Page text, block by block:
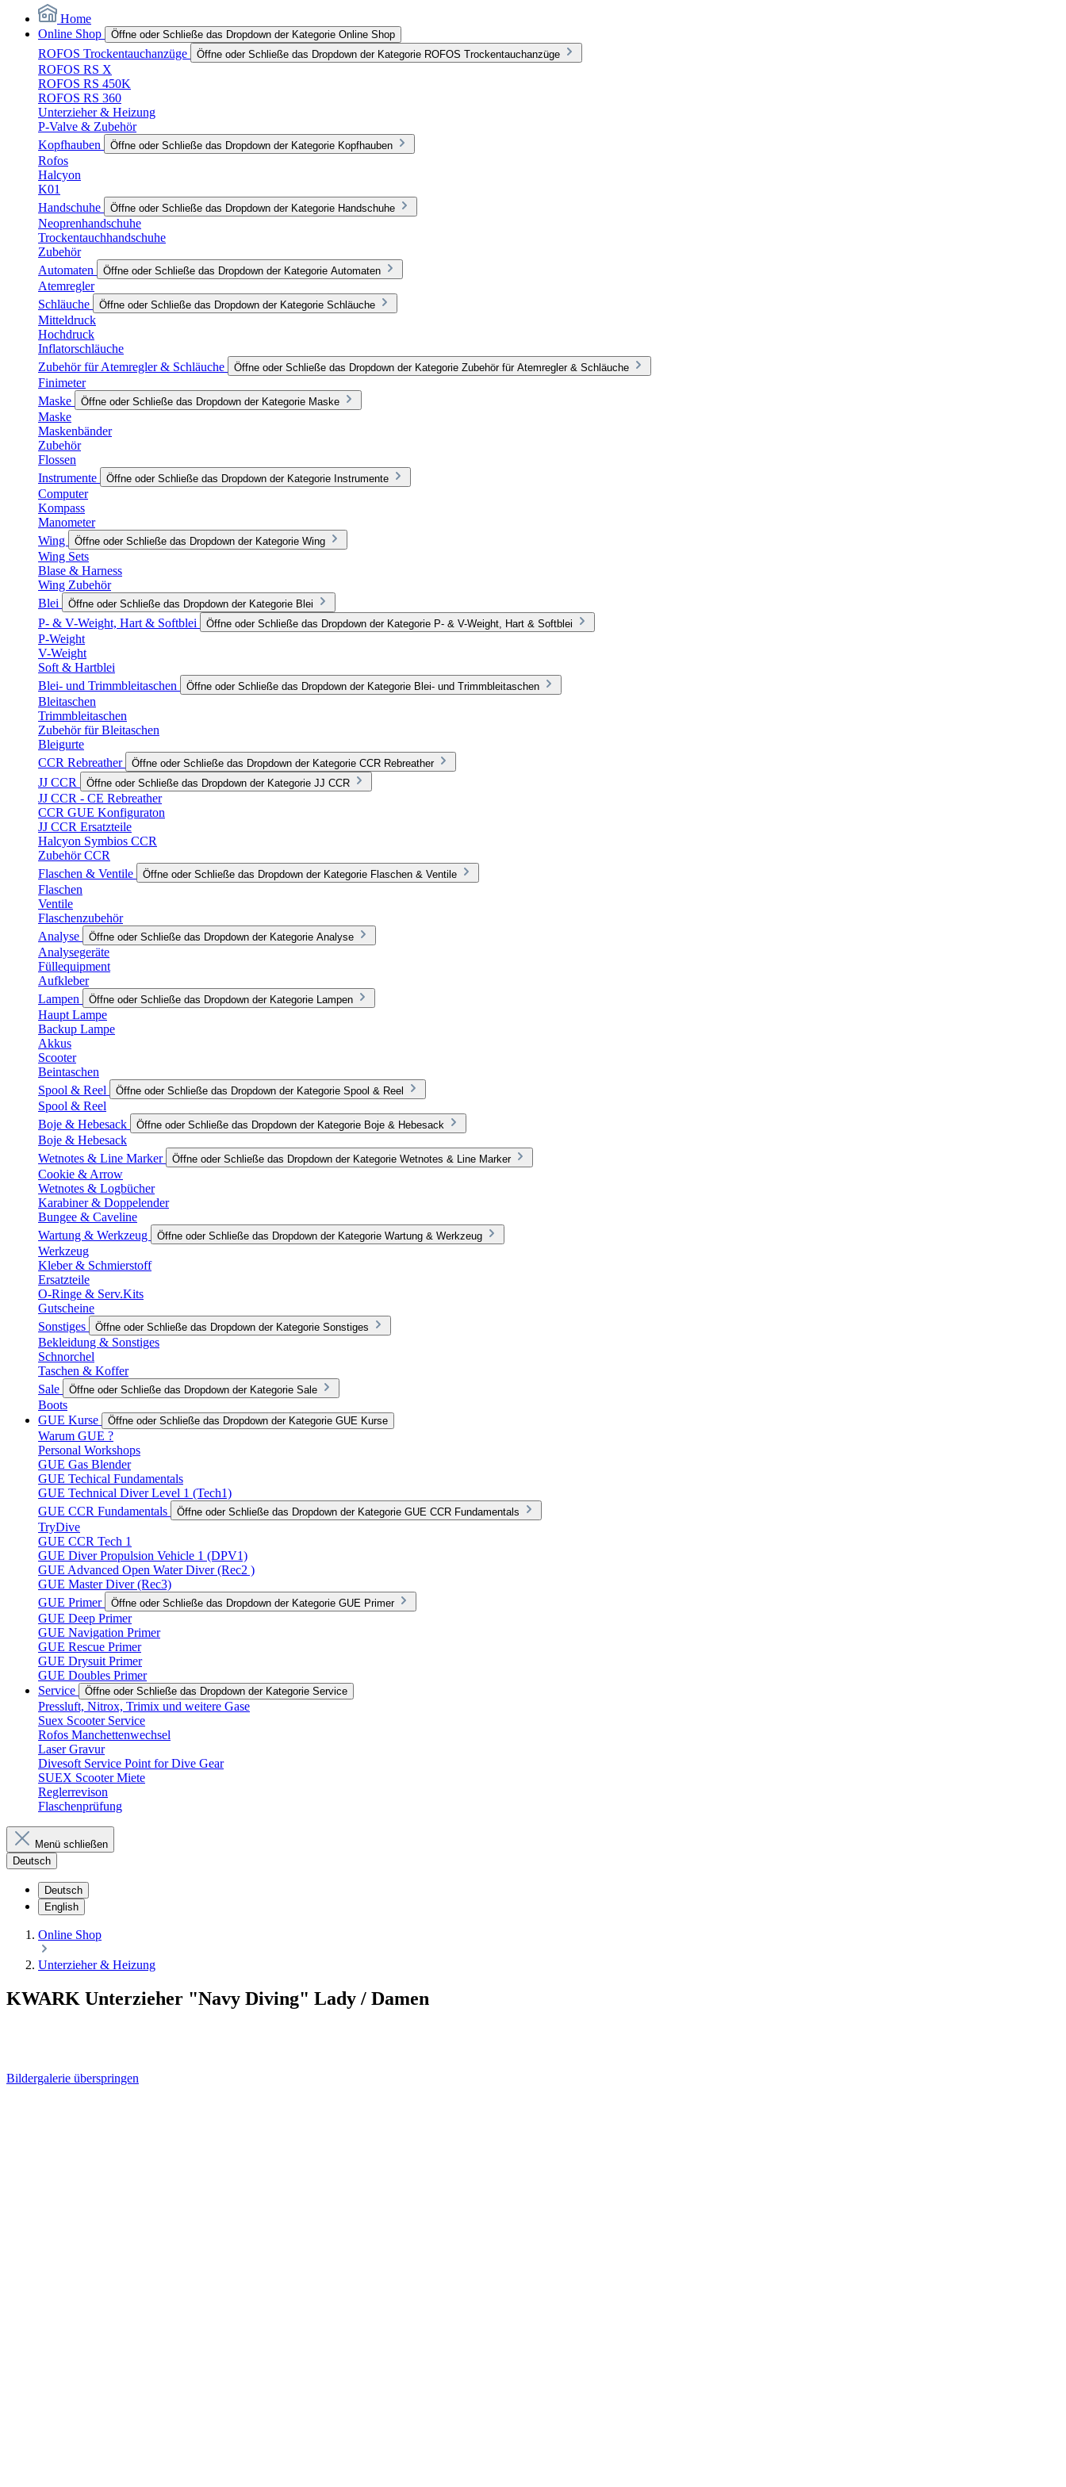
Home
Online Shop
Öffne oder Schließe das Dropdown der Kategorie Online Shop
ROFOS Trockentauchanzüge Öffne oder Schließe das Dropdown der Kategorie ROFOS Trockentauchanzüge
ROFOS RS X
ROFOS RS 450K
ROFOS RS 360
Unterzieher & Heizung
P-Valve & Zubehör
Kopfhauben
Öffne oder Schließe das Dropdown der Kategorie Kopfhauben
Rofos
Halcyon
K01
Handschuhe
Öffne oder Schließe das Dropdown der Kategorie Handschuhe
Neoprenhandschuhe
Trockentauchhandschuhe
Zubehör
Automaten
Öffne oder Schließe das Dropdown der Kategorie Automaten
Atemregler
Schläuche
Öffne oder Schließe das Dropdown der Kategorie Schläuche
Mitteldruck
Hochdruck
Inflatorschläuche
Zubehör für Atemregler & Schläuche
Öffne oder Schließe das Dropdown der Kategorie Zubehör für Atemregler & Schläuche
Finimeter
Maske
Öffne oder Schließe das Dropdown der Kategorie Maske
Maske
Maskenbänder
Zubehör
Flossen
Instrumente
Öffne oder Schließe das Dropdown der Kategorie Instrumente
Computer
Kompass
Manometer
Wing
Öffne oder Schließe das Dropdown der Kategorie Wing
Wing Sets
Blase & Harness
Wing Zubehör
Blei
Öffne oder Schließe das Dropdown der Kategorie Blei
P- & V-Weight, Hart & Softblei Öffne oder Schließe das Dropdown der Kategorie P- & V-Weight, Hart & Softblei
P-Weight
V-Weight
Soft & Hartblei
Blei- und Trimmbleitaschen
Öffne oder Schließe das Dropdown der Kategorie Blei- und Trimmbleitaschen
Bleitaschen
Trimmbleitaschen
Zubehör für Bleitaschen
Bleigurte
CCR Rebreather
Öffne oder Schließe das Dropdown der Kategorie CCR Rebreather
JJ CCR Öffne oder Schließe das Dropdown der Kategorie JJ CCR
JJ CCR - CE Rebreather
CCR GUE Konfiguraton
JJ CCR Ersatzteile
Halcyon Symbios CCR
Zubehör CCR
Flaschen & Ventile
Öffne oder Schließe das Dropdown der Kategorie Flaschen & Ventile
Flaschen
Ventile
Flaschenzubehör
Analyse
Öffne oder Schließe das Dropdown der Kategorie Analyse
Analysegeräte
Füllequipment
Aufkleber
Lampen
Öffne oder Schließe das Dropdown der Kategorie Lampen
Haupt Lampe
Backup Lampe
Akkus
Scooter
Beintaschen
Spool & Reel
Öffne oder Schließe das Dropdown der Kategorie Spool & Reel
Spool & Reel
Boje & Hebesack
Öffne oder Schließe das Dropdown der Kategorie Boje & Hebesack
Boje & Hebesack
Wetnotes & Line Marker
Öffne oder Schließe das Dropdown der Kategorie Wetnotes & Line Marker
Cookie & Arrow
Wetnotes & Logbücher
Karabiner & Doppelender
Bungee & Caveline
Wartung & Werkzeug
Öffne oder Schließe das Dropdown der Kategorie Wartung & Werkzeug
Werkzeug
Kleber & Schmierstoff
Ersatzteile
O-Ringe & Serv.Kits
Gutscheine
Sonstiges
Öffne oder Schließe das Dropdown der Kategorie Sonstiges
Bekleidung & Sonstiges
Schnorchel
Taschen & Koffer
Sale
Öffne oder Schließe das Dropdown der Kategorie Sale
Boots
GUE Kurse
Öffne oder Schließe das Dropdown der Kategorie GUE Kurse
Warum GUE ?
Personal Workshops
GUE Gas Blender
GUE Techical Fundamentals
GUE Technical Diver Level 1 (Tech1)
GUE CCR Fundamentals
Öffne oder Schließe das Dropdown der Kategorie GUE CCR Fundamentals
TryDive
GUE CCR Tech 1
GUE Diver Propulsion Vehicle 1 (DPV1)
GUE Advanced Open Water Diver (Rec2 )
GUE Master Diver (Rec3)
GUE Primer
Öffne oder Schließe das Dropdown der Kategorie GUE Primer
GUE Deep Primer
GUE Navigation Primer
GUE Rescue Primer
GUE Drysuit Primer
GUE Doubles Primer
Service
Öffne oder Schließe das Dropdown der Kategorie Service
Pressluft, Nitrox, Trimix und weitere Gase
Suex Scooter Service
Rofos Manchettenwechsel
Laser Gravur
Divesoft Service Point for Dive Gear
SUEX Scooter Miete
Reglerrevison
Flaschenprüfung
Menü schließen
Deutsch
Deutsch
English
Online Shop
Unterzieher & Heizung
KWARK Unterzieher "Navy Diving" Lady / Damen
Bildergalerie überspringen